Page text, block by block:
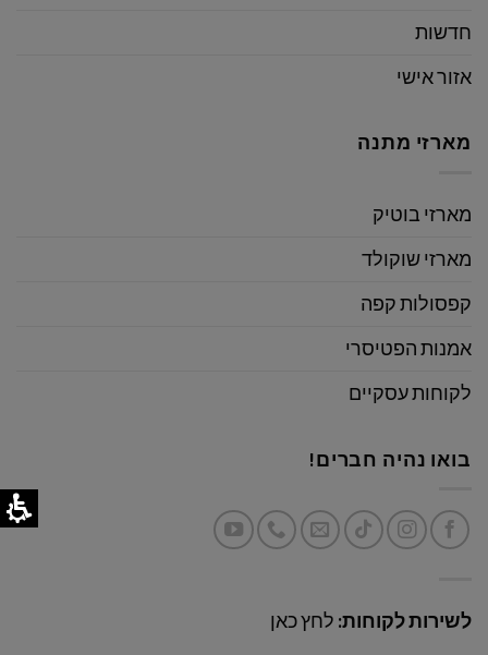
חדשות
אזור אישי
מארזי מתנה
מארזי בוטיק
מארזי שוקולד
קפסולות קפה
אמנות הפטיסרי
לקוחות עסקיים
בואו נהיה חברים!
לשירות לקוחות: לחץ כאן